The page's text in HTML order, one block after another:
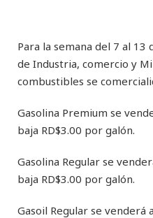
Para la semana del 7 al
de Industria, comercio y
combustibles se
Gasolina Premium se
baja RD$3.00 por galón.
Gasolina Regular se
baja RD$3.00 por galón.
Gasoil Regular se venderá